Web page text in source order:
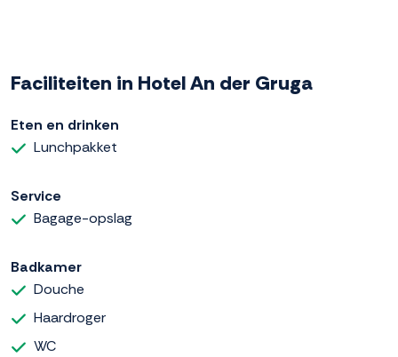
Faciliteiten in Hotel An der Gruga
Eten en drinken
Lunchpakket
Service
Bagage-opslag
Badkamer
Douche
Haardroger
WC